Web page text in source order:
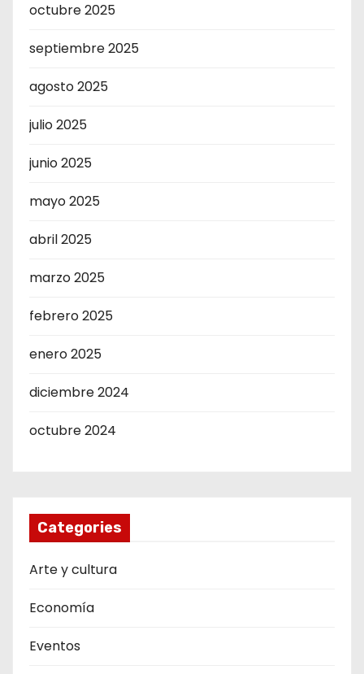
octubre 2025
septiembre 2025
agosto 2025
julio 2025
junio 2025
mayo 2025
abril 2025
marzo 2025
febrero 2025
enero 2025
diciembre 2024
octubre 2024
Categories
Arte y cultura
Economía
Eventos